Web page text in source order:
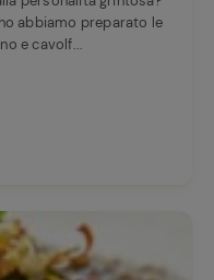
abbiamo preparato le
e cavolf...